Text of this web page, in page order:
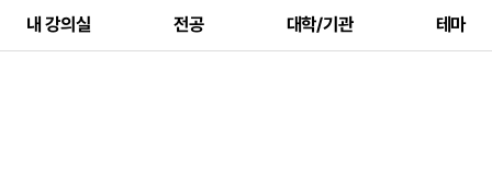
내 강의실 전공 대학/기관 테마